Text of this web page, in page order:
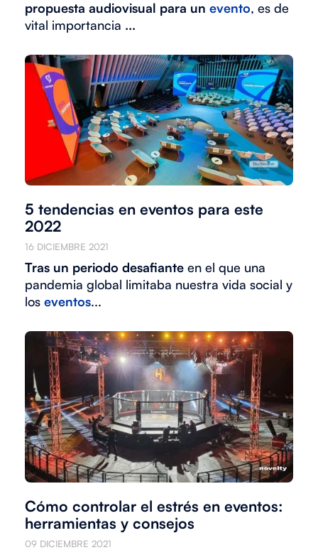
propuesta audiovisual para un evento, es de
vital importancia ...
5 tendencias en eventos para este
2022
16 DICIEMBRE 2021
Tras un periodo desafiante en el que una
pandemia global limitaba nuestra vida social y
los eventos...
Cómo controlar el estrés en eventos:
herramientas y consejos
09 DICIEMBRE 2021